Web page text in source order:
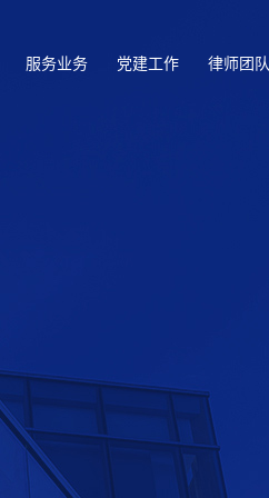
服务业务 党建工作 律师团队